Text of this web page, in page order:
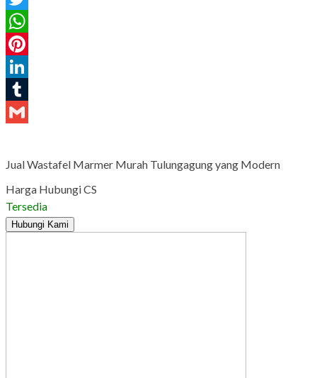
Twitter
WhatsApp
Pinterest
LinkedIn
Tumblr
Jual Wastafel Marmer Murah Tulungagung yang Modern
Harga Hubungi CS
Tersedia
Hubungi Kami